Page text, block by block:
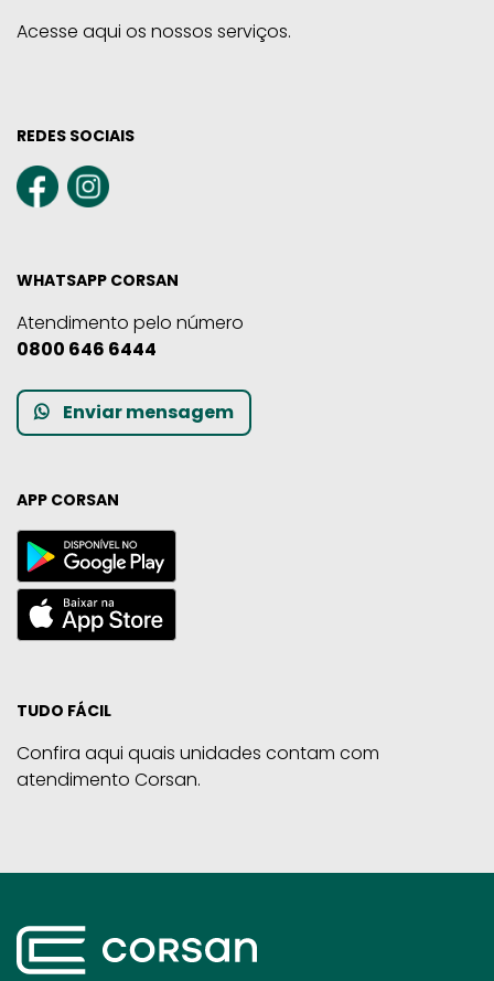
Acesse aqui os nossos serviços.
REDES SOCIAIS
WHATSAPP CORSAN
Atendimento pelo número
0800 646 6444
Enviar mensagem
APP CORSAN
TUDO FÁCIL
Confira aqui quais unidades contam com
atendimento Corsan.